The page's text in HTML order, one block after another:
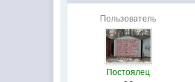
Пользователь
Постоялец